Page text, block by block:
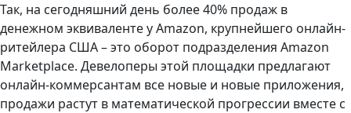
Так, на сегодняшний день более 40% продаж в
денежном эквиваленте у Amazon, крупнейшего онлайн-
ритейлера США – это оборот подразделения Amazon
Marketplace. Девелоперы этой площадки предлагают
онлайн-коммерсантам все новые и новые приложения,
продажи растут в математической прогрессии вместе с